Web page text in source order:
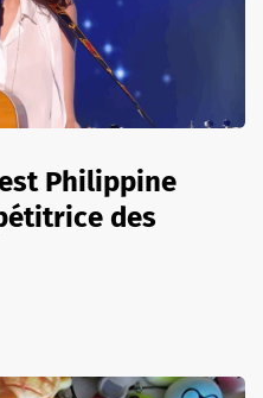
Philippine
des